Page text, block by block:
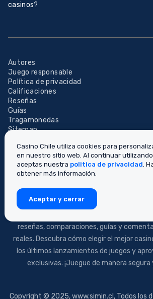
casinos?
Autores
Juego responsable
Política de privacidad
Calificaciones
Reseñas
Guías
Tragamonedas
Sitemap
Desde 2023, Casino de Chile ofrece
reseñas, comparaciones, guías y
reales. Descubra cómo elegir el mejor
los últimos lanzamientos de juegos y
exclusivas. ¡Juegue de manera segura
Copyright © 2025, www.simin.cl, Todos los
Casino Chile utiliza cookies para
en nuestro sitio web. Al continuar
aceptas nuestra politica de privacidad.
obtener más información.
Aceptar y cerrar